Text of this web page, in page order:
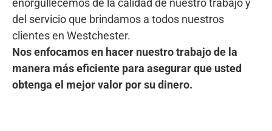
enorgullecemos de la calidad de nuestro trabajo y
del servicio que brindamos a todos nuestros
clientes en Westchester.
Nos enfocamos en hacer nuestro trabajo de la
manera más eficiente para asegurar que usted
obtenga el mejor valor por su dinero.